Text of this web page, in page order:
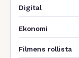
Digital
Ekonomi
Filmens rollista